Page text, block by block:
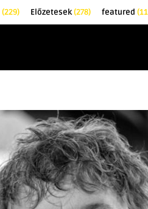
(229) Előzetesek(278) featured